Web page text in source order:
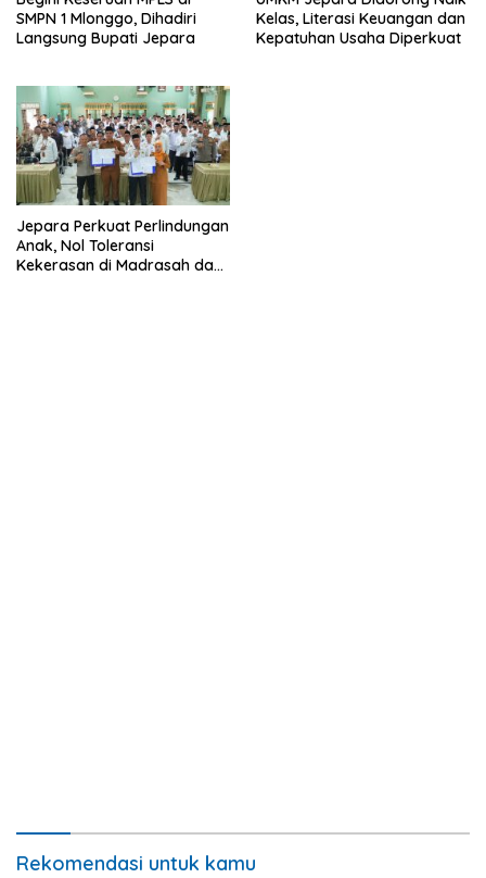
SMPN 1 Mlonggo, Dihadiri
Langsung Bupati Jepara
Kelas, Literasi Keuangan dan
Kepatuhan Usaha Diperkuat
Jepara Perkuat Perlindungan
Anak, Nol Toleransi
Kekerasan di Madrasah dan
Rekomendasi untuk kamu